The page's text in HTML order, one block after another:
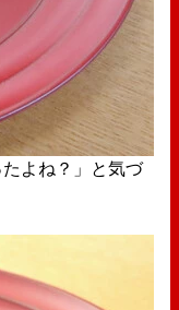
よね？」と気づ